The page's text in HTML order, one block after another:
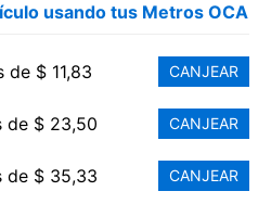
usando tus Metros OCA
de $ 11,83 CANJEAR
de $ 23,50 CANJEAR
de $ 35,33 CANJEAR